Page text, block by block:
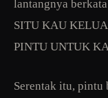
lantangnya
SITU KAU
PINTU UNTUK
Serentak itu, pintu